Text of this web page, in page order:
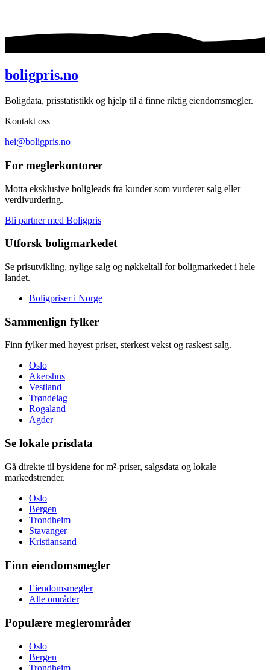
boligpris.no
Boligdata, prisstatistikk og hjelp til å finne riktig eiendomsmegler.
Kontakt oss
hei@boligpris.no
For meglerkontorer
Motta eksklusive boligleads fra kunder som vurderer salg eller
verdivurdering.
Bli partner med Boligpris
Utforsk boligmarkedet
Se prisutvikling, nylige salg og nøkkeltall for boligmarkedet i hele
landet.
Boligpriser i Norge
Sammenlign fylker
Finn fylker med høyest priser, sterkest vekst og raskest salg.
Oslo
Akershus
Vestland
Trøndelag
Rogaland
Agder
Se lokale prisdata
Gå direkte til bysidene for m²-priser, salgsdata og lokale
markedstrender.
Oslo
Bergen
Trondheim
Stavanger
Kristiansand
Finn eiendomsmegler
Eiendomsmegler
Alle områder
Populære meglerområder
Oslo
Bergen
Trondheim